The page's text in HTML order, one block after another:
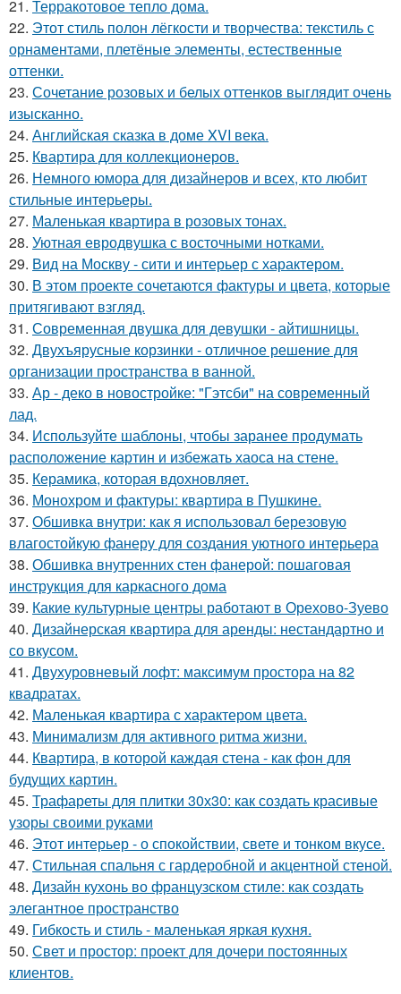
21. Терракотовое тепло дома.
22. Этот стиль полон лёгкости и творчества: текстиль с
орнаментами, плетёные элементы, естественные
оттенки.
23. Сочетание розовых и белых оттенков выглядит очень
изысканно.
24. Английская сказка в доме XVI века.
25. Квартира для коллекционеров.
26. Немного юмора для дизайнеров и всех, кто любит
стильные интерьеры.
27. Маленькая квартира в розовых тонах.
28. Уютная евродвушка с восточными нотками.
29. Вид на Москву - сити и интерьер с характером.
30. В этом проекте сочетаются фактуры и цвета, которые
притягивают взгляд.
31. Современная двушка для девушки - айтишницы.
32. Двухъярусные корзинки - отличное решение для
организации пространства в ванной.
33. Ар - деко в новостройке: "Гэтсби" на современный
лад.
34. Используйте шаблоны, чтобы заранее продумать
расположение картин и избежать хаоса на стене.
35. Керамика, которая вдохновляет.
36. Монохром и фактуры: квартира в Пушкине.
37. Обшивка внутри: как я использовал березовую
влагостойкую фанеру для создания уютного интерьера
38. Обшивка внутренних стен фанерой: пошаговая
инструкция для каркасного дома
39. Какие культурные центры работают в Орехово-Зуево
40. Дизайнерская квартира для аренды: нестандартно и
со вкусом.
41. Двухуровневый лофт: максимум простора на 82
квадратах.
42. Маленькая квартира с характером цвета.
43. Минимализм для активного ритма жизни.
44. Квартира, в которой каждая стена - как фон для
будущих картин.
45. Трафареты для плитки 30х30: как создать красивые
узоры своими руками
46. Этот интерьер - о спокойствии, свете и тонком вкусе.
47. Стильная спальня с гардеробной и акцентной стеной.
48. Дизайн кухонь во французском стиле: как создать
элегантное пространство
49. Гибкость и стиль - маленькая яркая кухня.
50. Свет и простор: проект для дочери постоянных
клиентов.